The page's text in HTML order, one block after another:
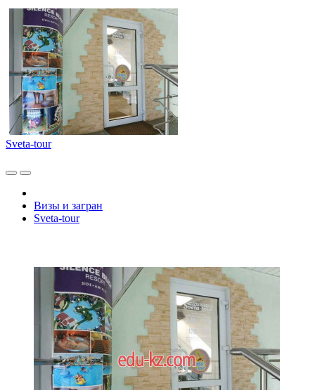
Sveta-tour
Визы и загран
Sveta-tour